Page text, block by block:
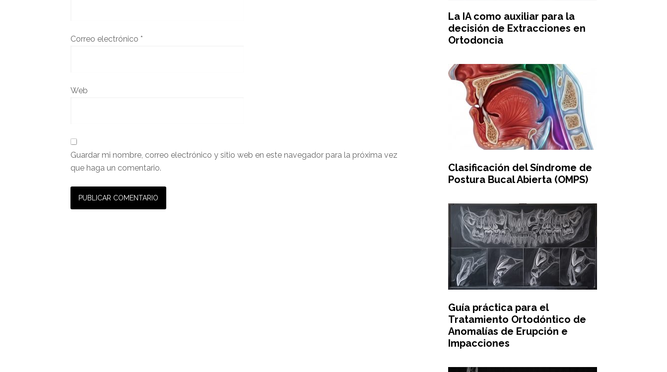
Correo electrónico *
Web
Guardar mi nombre, correo electrónico y sitio web en este navegador para la próxima vez
que haga un comentario.
La IA como auxiliar para la
decisión de Extracciones en
Ortodoncia
Clasificación del Síndrome de
Postura Bucal Abierta (OMPS)
Guía práctica para el
Tratamiento Ortodóntico de
Anomalías de Erupción e
Impacciones